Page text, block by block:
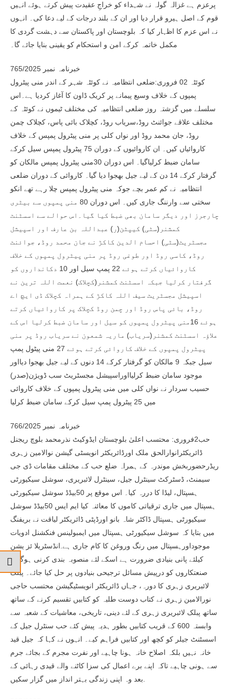
پرعزم ہے غزالہ گولہ نے شہداء کو خراجِ عقیدت پیش کرتے ہوئے انہیں
قوم کے اصل ہیرو قرار دیا اور ان کے بلند درجات کے لیے دعا کی۔ انہوں
نے اس عزم کا اظہار کیا کہ بلوچستان اور پاکستان سے دہشت گردی کا
مکمل خاتمہ کرکے امن و استحکام کو یقینی بنایا جائے گا۔
خبرنامہ نمبر 765/2025
کوئٹہ 02 فروری:ضلعی انتظامیہ نے کوئٹہ شہر کے اندر منی پیٹرول
پمپوں کے خلاف وسیع پیمانے پر کریک ڈاون کا آغاز کردیا ہے۔اس
سلسلے میں گزشتہ روز ضلعی انتظامیہ کی مختلف ٹیموں نے کوئٹہ کے
مختلف علاقے جوائنٹ روڈ،سریاب روڈ، کچلاک بائی پاس، کچلاک چمن
روڈ، جان محمد روڈ اور نواں کلی پر منی پیٹرول پمپس کے خلاف
کاروائیاں کیں۔ ان کاروائیوں کے دوران 75 پیٹرول پمپس سیل کرکے
سامان ضبط کرلیاگیا۔ اس دوران 30منی پیٹرول پمپس مالکان کو
گرفتار کرکے 14 دن کے لیے جیل بھجوا دیا گیا۔ کاروائی کے دوران ضلعی
انتظامیہ نے کم عمر بچے جوکہ منی پیٹرول پمپس چلا رہے تھے انکو
سختی سے وارننگ جاری کیں۔ اس دوران 80 منی پمپوں سے بیٹری
چارجرز اور دیگر سامان بھی ضبط کیا گیا۔اس حوالے سے اسسٹنٹ
کمشنر(سٹی) کیپٹن(ر) عبداللہ بن عارف اور اسپیشل
مجسٹریٹ(سٹی) احسام الدین کاکڑ نے جان محمد روڈ، جوائنٹ
روڈ، کاسی روڈ اور طوغی روڈ پر منی پیٹرول پمپوں کے خلاف
کاروائیاں کرتے ہوئے 22 پمپ سیل اور 10 دکانداروں کو
گرفتار کرلیا جبکہ اسسٹنٹ کمشنر(کچلاک) نعمت اللہ ترین نے
اسپیشل مجسٹریٹ سیف اللہ کاکڑ کے ہمراہ کچلاک ڈی ایچ اے
روڈ، بائی پاس روڈ اور چمن روڈ کچلاک پر کاروائیاں کرتے
ہوئے 16منی پیٹرول پمپوں کو سیل اور سامان ضبط کرلیا اس کے
علاؤہ اسسٹنٹ کمشنر(سریاب) ماریہ شمعون نے سریاب روڈ پر منی
پیٹرول پمپوں کے خلاف کاروائی کرتے ہوئے 27 منی پیٹول پمپ
سیل جبکہ 9 مالکان کو گرفتار کرکے 14 دنوں کے لیے جیل بھجوا دیااور
موجود سامان ضبط کرلیااوراسپیشل مجسٹریٹ سب ڈویژن(صدر)
حسیب سردار نے نواں کلی میں منی پیٹرول پمپوں کے خلاف کاروائی
میں 25 پیٹرول پمپ سیل کرکے سامان ضبط کرلیا
خبرنامہ نمبر 766/2025
حب2فروری: محتسب اعلیٰ بلوچستان ایڈوکیٹ نذرمحمد بلوچ ریجنل
ڈائریکٹرانوارالحق ملک اورڈائریکٹر انویسٹی گیشن نوالامین زہری
ریڈرحضوربخش موندرہ کے ہمراہ ضلع حب کے مختلف مقامات ڈی جی
سیمنٹ، ڈسٹرکٹ سینٹرل جیل، سینٹرل لائبریری، سوشل سیکیورٹی
ہسپتال، لیڈا کا دررہ کیا۔ اس موقع پر 50بیڈڈ سوشل سیکیورٹی
ہسپتال میں جاری ترقیاتی کاموں کا معائنہ کیا ایم ایس 50بیڈڈ سوشل
سیکیورٹی ہسپتال ڈاکٹر شاہ بانو اورڈپٹی ڈائریکٹر لیاقت نے بریفنگ
میں بتایا کہ سوشل سیکیورٹی ہسپتال میں ایمبولینس فنکشنل ادویات
موجوداورہسپتال میں رنگ وروغن کا کام جاری ہے.انڈسٹریلا ئز یشن
کیلئے پانی بنیادی ضرورت ہے اسکے لئے منصوبہ بندی کرنی ہوگی۔
صنعتکاروں کو درپیش مسائل ترجیحی بنیادوں پر حل کیا جائے۔ پبلک
لائبریری زہری کا دورہ، جہاں ڈائریکٹر انویسٹیگیشن محتسب حاجی
نورالامین زہری نے کتاب دوست طلبہ کو کتابیں تقسیم کرنے کے ساتھ
ساتھ پبلک لائبریری زہری کے لئے دینی، تاریخی، معاشیات کے شعبہ سے
وابستہ 600 کے قریب کتابیں بطور ہدیہ پیش کئے حب سنٹرل جیل کے
اسسٹنٹ جیلر کو کچھ اور کتابیں فراہم کیے۔ انہوں نے کہا کہ جیل قید
خانہ نہیں بلکہ اصلاح خانہ ہونا چاہیے اور نفرت مجرم کے بجائے جرم
سے ہونی چاہیے تاکہ اپنے برے اعمال کی سزا کاٹنے والے قیدی رہائی کے